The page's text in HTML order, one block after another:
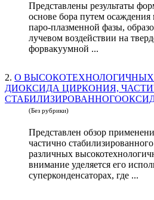
Представлены результаты
основе бора путем
паро-плазменной фазы,
лучевом воздействии на
форвакуумной ...
2. О
ДИОКСИДА ЦИРКОНИЯ,
(Без рубрики)
Представлен обзор
частично
различных
внимание уделяется его
суперконденсаторах, где ...